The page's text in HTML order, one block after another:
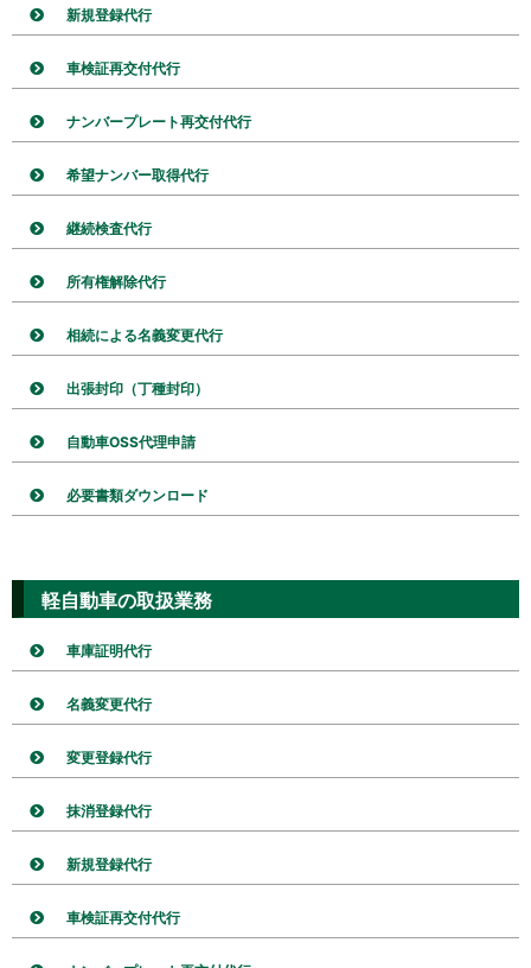
新規登録代行
車検証再交付代行
ナンバープレート再交付代行
希望ナンバー取得代行
継続検査代行
所有権解除代行
相続による名義変更代行
出張封印（丁種封印）
自動車OSS代理申請
必要書類ダウンロード
軽自動車の取扱業務
車庫証明代行
名義変更代行
変更登録代行
抹消登録代行
新規登録代行
車検証再交付代行